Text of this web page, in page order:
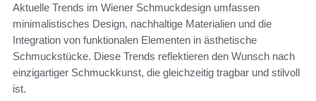
Aktuelle Trends im Wiener Schmuckdesign umfassen
minimalistisches Design, nachhaltige Materialien und die
Integration von funktionalen Elementen in ästhetische
Schmuckstücke. Diese Trends reflektieren den Wunsch nach
einzigartiger Schmuckkunst, die gleichzeitig tragbar und stilvoll
ist.